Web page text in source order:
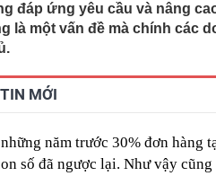
5 câu nói này đủ sức khiến mối quan hệ
bó khăng khít, con trẻ được hưởng lợi!
phá hủy hệ thống phòng không 15
Nhà hát Chèo Quân đội mua ô tô tặng
tuổi
gần 100 lần phạt nguội do chạy quá
2026 vi phạm 21 lần
bực bội vì lộ tin về kho đạn dược Mỹ
đáp ứng yêu cầu và nâng
là một vấn đề mà chính các
TIN MỚI
năm trước 30% đơn hàng
số đã ngược lại. Như vậy